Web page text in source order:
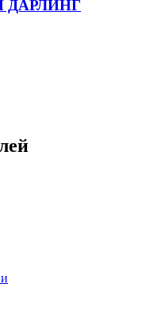
ДАРЛИНГ